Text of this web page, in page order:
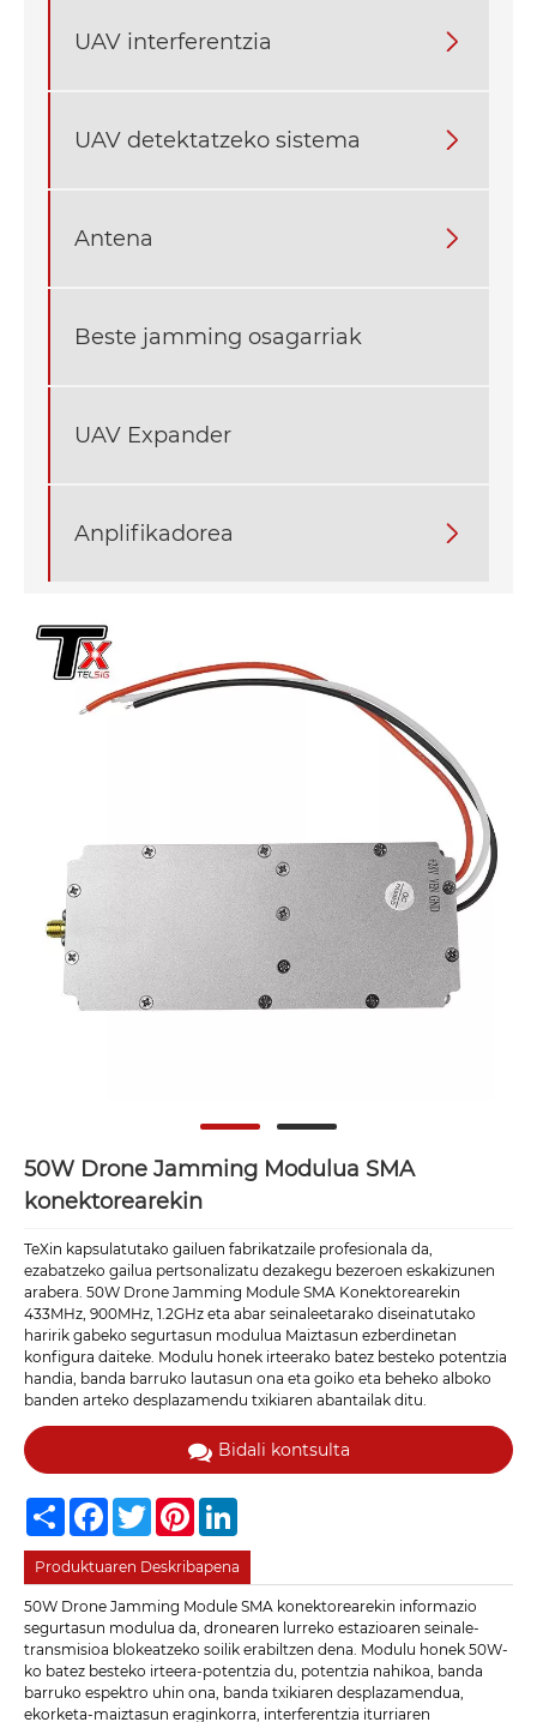
UAV interferentzia 
UAV detektatzeko sistema 
Antena 
Beste jamming osagarriak
UAV Expander
Anplifikadorea 
50W Drone Jamming Modulua SMA
konektorearekin
TeXin kapsulatutako gailuen fabrikatzaile profesionala da,
ezabatzeko gailua pertsonalizatu dezakegu bezeroen eskakizunen
arabera. 50W Drone Jamming Module SMA Konektorearekin
433MHz, 900MHz, 1.2GHz eta abar seinaleetarako diseinatutako
haririk gabeko segurtasun modulua Maiztasun ezberdinetan
konfigura daiteke. Modulu honek irteerako batez besteko potentzia
handia, banda barruko lautasun ona eta goiko eta beheko alboko
banden arteko desplazamendu txikiaren abantailak ditu.
Bidali kontsulta
Share FacebookTwitterPinterest
Produktuaren Deskribapena
50W Drone Jamming Module SMA konektorearekin informazio
segurtasun modulua da, dronearen lurreko estazioaren seinale-
transmisioa blokeatzeko soilik erabiltzen dena. Modulu honek 50W-
ko batez besteko irteera-potentzia du, potentzia nahikoa, banda
barruko espektro uhin ona, banda txikiaren desplazamendua,
ekorketa-maiztasun eraginkorra, interferentzia iturriaren